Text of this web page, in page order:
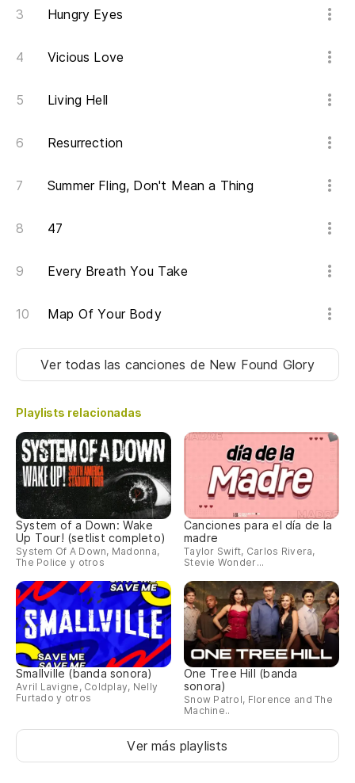
Hungry Eyes
Vicious Love
Living Hell
Resurrection
Summer Fling, Don't Mean a Thing
47
Every Breath You Take
Map Of Your Body
Ver todas las canciones de New Found Glory
Playlists relacionadas
System of a Down: Wake
Up Tour! (setlist completo)
System Of A Down, Madonna,
The Police y otros
Canciones para el día de la
madre
Taylor Swift, Carlos Rivera,
Stevie Wonder...
Smallville (banda sonora)
Avril Lavigne, Coldplay, Nelly
Furtado y otros
One Tree Hill (banda
sonora)
Snow Patrol, Florence and The
Machine..
Ver más playlists